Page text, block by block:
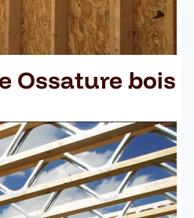
Ossature bois